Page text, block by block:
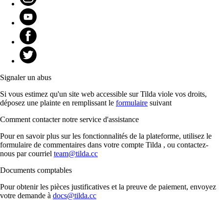
Signaler un abus
Si vous estimez qu'un site web accessible sur Tilda viole vos droits,
déposez une plainte en remplissant le formulaire suivant
Comment contacter notre service d'assistance
Pour en savoir plus sur les fonctionnalités de la plateforme, utilisez le
formulaire de commentaires dans votre compte Tilda , ou contactez-
nous par courriel team@tilda.cc
Documents comptables
Pour obtenir les pièces justificatives et la preuve de paiement, envoyez
votre demande à docs@tilda.cc